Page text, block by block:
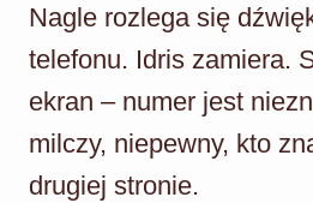
Nagle rozlega się
telefonu. Idris zamiera.
ekran – numer jest
milczy, niepewny, kto
drugiej stronie.